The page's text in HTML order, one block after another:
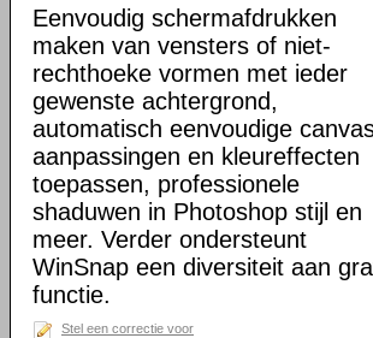
Eenvoudig schermafdrukken
maken van vensters of niet-
rechthoeke vormen met ieder
gewenste achtergrond,
automatisch eenvoudige
aanpassingen en kleureffecten
toepassen, professionele
shaduwen in Photoshop stijl en
meer. Verder ondersteunt
WinSnap een diversiteit aan
functie.
Stel een correctie voor